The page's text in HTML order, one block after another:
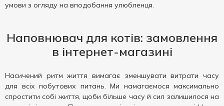
умови з огляду на вподобання улюбленця.
Наповнювач для котів: замовлення
в інтернет-магазині
Насичений ритм життя вимагає зменшувати витрати часу
для всіх побутових питань. Ми намагаємося максимально
спростити собі життя, щоби більше часу й сил залишилося на